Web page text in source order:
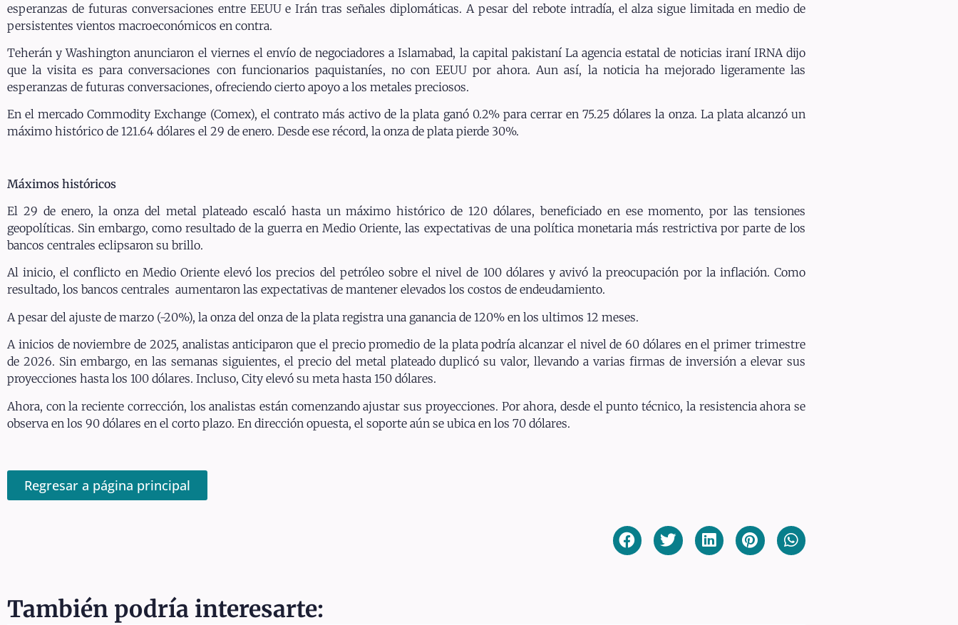
esperanzas de futuras conversaciones entre EEUU e Irán tras señales diplomáticas. A pesar del rebote intradía, el alza sigue limitada en medio de
persistentes vientos macroeconómicos en contra.
Teherán y Washington anunciaron el viernes el envío de negociadores a Islamabad, la capital pakistaní La agencia estatal de noticias iraní IRNA dijo
que la visita es para conversaciones con funcionarios paquistaníes, no con EEUU por ahora. Aun así, la noticia ha mejorado ligeramente las
esperanzas de futuras conversaciones, ofreciendo cierto apoyo a los metales preciosos.
En el mercado Commodity Exchange (Comex), el contrato más activo de la plata ganó 0.2% para cerrar en 75.25 dólares la onza. La plata alcanzó un
máximo histórico de 121.64 dólares el 29 de enero. Desde ese récord, la onza de plata pierde 30%.
Máximos históricos
El 29 de enero, la onza del metal plateado escaló hasta un máximo histórico de 120 dólares, beneficiado en ese momento, por las tensiones
geopolíticas. Sin embargo, como resultado de la guerra en Medio Oriente, las expectativas de una política monetaria más restrictiva por parte de los
bancos centrales eclipsaron su brillo.
Al inicio, el conflicto en Medio Oriente elevó los precios del petróleo sobre el nivel de 100 dólares y avivó la preocupación por la inflación. Como
resultado, los bancos centrales aumentaron las expectativas de mantener elevados los costos de endeudamiento.
A pesar del ajuste de marzo (-20%), la onza del onza de la plata registra una ganancia de 120% en los ultimos 12 meses.
A inicios de noviembre de 2025, analistas anticiparon que el precio promedio de la plata podría alcanzar el nivel de 60 dólares en el primer trimestre
de 2026. Sin embargo, en las semanas siguientes, el precio del metal plateado duplicó su valor, llevando a varias firmas de inversión a elevar sus
proyecciones hasta los 100 dólares. Incluso, City elevó su meta hasta 150 dólares.
Ahora, con la reciente corrección, los analistas están comenzando ajustar sus proyecciones. Por ahora, desde el punto técnico, la resistencia ahora se
observa en los 90 dólares en el corto plazo. En dirección opuesta, el soporte aún se ubica en los 70 dólares.
Regresar a página principal
También podría interesarte: